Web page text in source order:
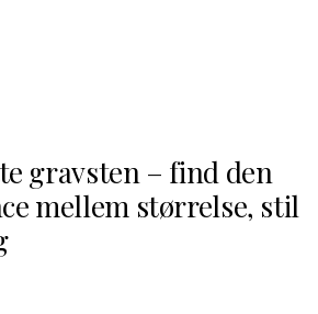
gravsten – find den
mellem størrelse, stil